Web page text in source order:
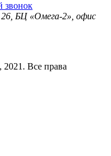
звонок
26, БЦ «Омега-2», офис
Все права